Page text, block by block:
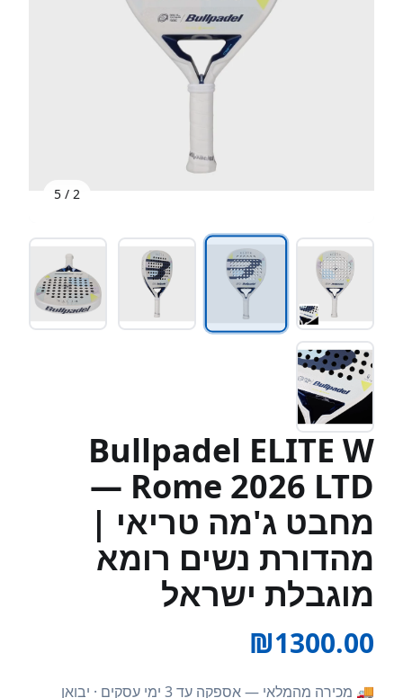
2
/
5
Bullpadel ELITE W
Rome 2026 LTD —
מחבט ג'מה טריאי |
מהדורת נשים רומא
מוגבלת ישראל
₪1300.00
🚚 מכירה מהמלאי — אספקה עד 3 ימי עסקים · יבואן